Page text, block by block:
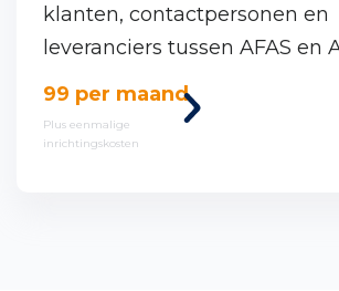
klanten, contactpersonen en
leveranciers tussen AFAS en
Bekijk
deze
99 per maand
Plus eenmalige
inrichtingskosten